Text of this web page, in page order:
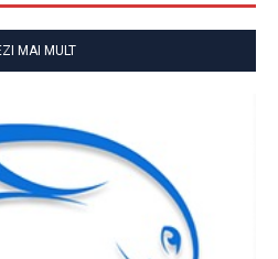
MAI MULT